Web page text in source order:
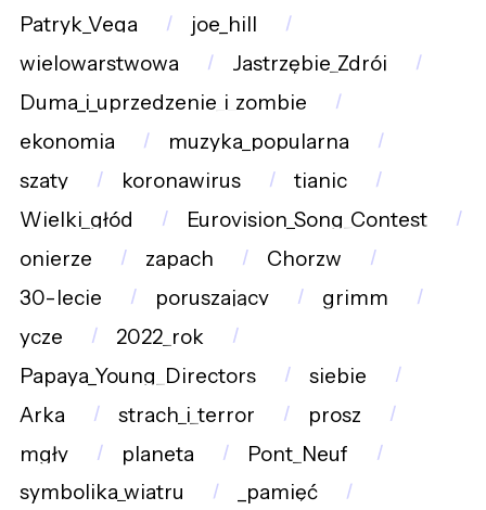
Patryk_Vega
joe_hill
wielowarstwowa
Jastrzębie_Zdrój
Duma_i_uprzedzenie_i_zombie
ekonomia
muzyka_popularna
szaty
koronawirus
tianic
Wielki_głód
Eurovision_Song_Contest
onierze
zapach
Chorzw
30-lecie
poruszający
grimm
ycze
2022_rok
Papaya_Young_Directors
siebie
Arka
strach_i_terror
prosz
mgły
planeta
Pont_Neuf
symbolika_wiatru
_pamięć